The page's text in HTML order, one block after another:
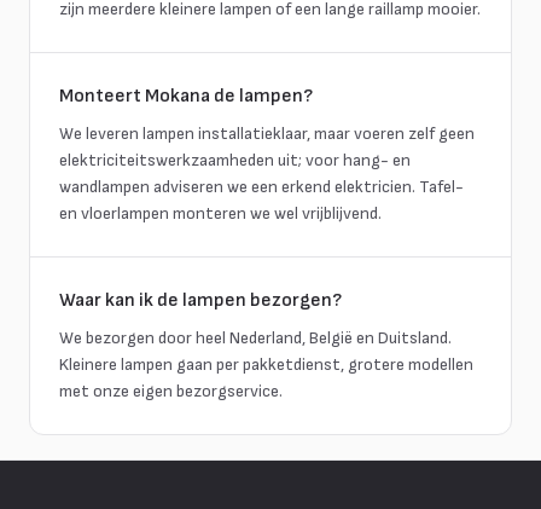
zijn meerdere kleinere lampen of een lange raillamp mooier.
Monteert Mokana de lampen?
We leveren lampen installatieklaar, maar voeren zelf geen
elektriciteitswerkzaamheden uit; voor hang- en
wandlampen adviseren we een erkend elektricien. Tafel-
en vloerlampen monteren we wel vrijblijvend.
Waar kan ik de lampen bezorgen?
We bezorgen door heel Nederland, België en Duitsland.
Kleinere lampen gaan per pakketdienst, grotere modellen
met onze eigen bezorgservice.